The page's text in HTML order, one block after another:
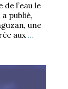
l’eau le
publié,
une
aux …